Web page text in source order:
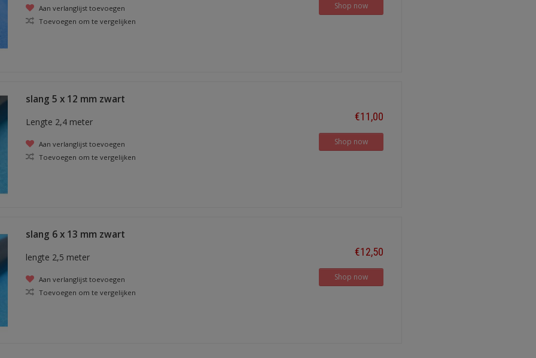
Aan verlanglijst toevoegen
Toevoegen om te vergelijken
Shop now
slang 5 x 12 mm zwart
Lengte 2,4 meter
Aan verlanglijst toevoegen
Toevoegen om te vergelijken
€11,00
Shop now
slang 6 x 13 mm zwart
lengte 2,5 meter
Aan verlanglijst toevoegen
Toevoegen om te vergelijken
€12,50
Shop now